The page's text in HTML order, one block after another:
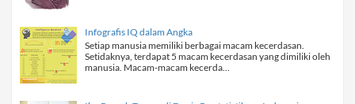
Infografis IQ dalam Angka
Setiap manusia memiliki berbagai macam kecerdasan.
Setidaknya, terdapat 5 macam kecerdasan yang dimiliki oleh
manusia. Macam-macam kecerda...